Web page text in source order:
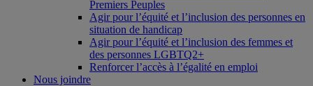
Premiers Peuples
Agir pour l’équité et l’inclusion des personnes en
situation de handicap
Agir pour l’équité et l’inclusion des femmes et
des personnes LGBTQ2+
Renforcer l’accès à l’égalité en emploi
Nous joindre